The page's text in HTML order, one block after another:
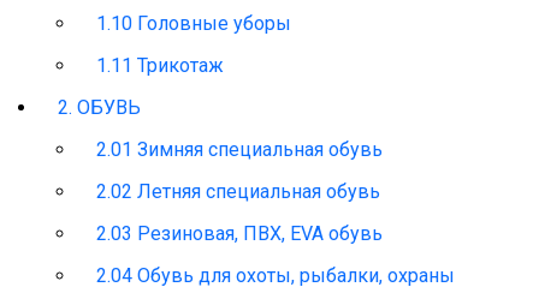
1.10 Головные уборы
1.11 Трикотаж
2. ОБУВЬ
2.01 Зимняя специальная обувь
2.02 Летняя специальная обувь
2.03 Резиновая, ПВХ, EVA обувь
2.04 Обувь для охоты, рыбалки, охраны